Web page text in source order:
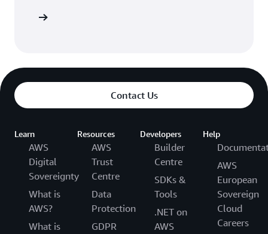
Contact Us
Learn
AWS
Digital
Sovereignty
What is
AWS?
What is
Resources
AWS
Trust
Centre
Data
Protection
GDPR
Developers
Builder
Centre
SDKs &
Tools
.NET on
AWS
Help
AWS
European
Sovereign
Cloud
Careers